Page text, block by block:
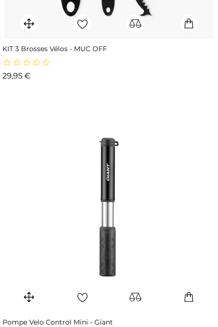
KIT 3 Brosses Vélos - MUC OFF
29,95 €
Pompe Velo Control Mini - Giant